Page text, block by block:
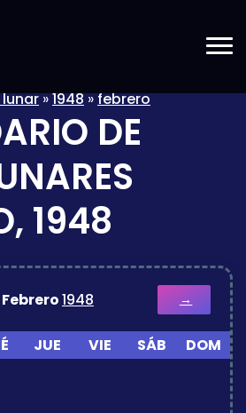
»1948»febrero
DE
1948
Febrero1948 →
JUE VIE SÁB DOM